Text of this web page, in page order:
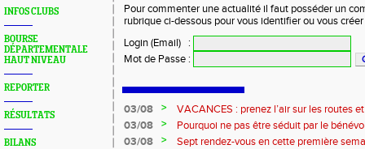
INFOS CLUBS
BOURSE
DÉPARTEMENTALE
HAUT NIVEAU
REPORTER
RÉSULTATS
BILANS
Pour commenter une actualité il faut posséder un
rubrique ci-dessous pour vous identifier ou vous
Login (Email)
:
Mot de Passe :
03/08 >
VACANCES : prenez l’air sur les routes
03/08
>
Pourquoi ne pas être séduit par le
?...
03/08 >
Sept rendez-vous en cette première